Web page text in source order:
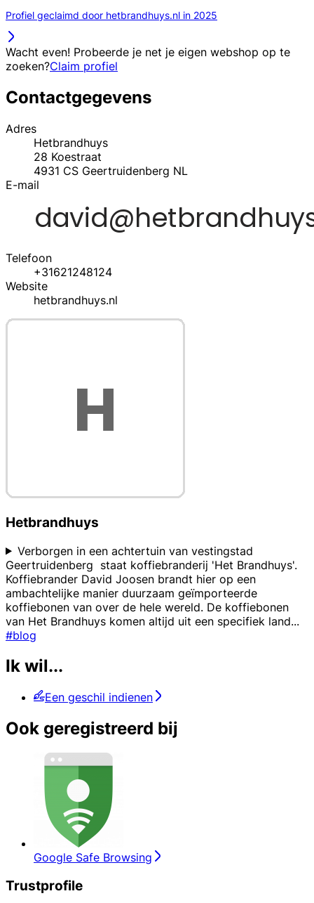
Profiel geclaimd door hetbrandhuys.nl in 2025
Wacht even! Probeerde je net je eigen webshop op te
zoeken?Claim profiel
Contactgegevens
Adres
Hetbrandhuys
28 Koestraat
4931 CS Geertruidenberg NL
E-mail
Telefoon
+31621248124
Website
hetbrandhuys.nl
Hetbrandhuys
Verborgen in een achtertuin van vestingstad
Geertruidenberg staat koffiebranderij 'Het Brandhuys'.
Koffiebrander David Joosen brandt hier op een
ambachtelijke manier duurzaam geïmporteerde
koffiebonen van over de hele wereld. De koffiebonen
van Het Brandhuys komen altijd uit een specifiek land...
#blog
Ik wil...
Een geschil indienen
Ook geregistreerd bij
Google Safe Browsing
Trustprofile